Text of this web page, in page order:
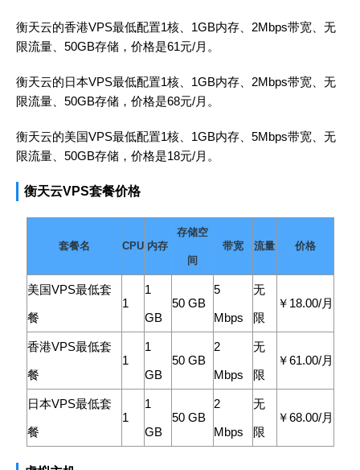
衡天云的香港VPS最低配置1核、1GB内存、2Mbps带宽、无
限流量、50GB存储，价格是61元/月。
衡天云的日本VPS最低配置1核、1GB内存、2Mbps带宽、无
限流量、50GB存储，价格是68元/月。
衡天云的美国VPS最低配置1核、1GB内存、5Mbps带宽、无
限流量、50GB存储，价格是18元/月。
衡天云VPS套餐价格
套餐名 CPU 内存
存储空
间
带宽 流量 价格
美国VPS最低套
餐
1
1
GB
50 GB
5
Mbps
无
限
￥18.00/月
香港VPS最低套
餐
1
1
GB
50 GB
2
Mbps
无
限
￥61.00/月
日本VPS最低套
餐
1
1
GB
50 GB
2
Mbps
无
限
￥68.00/月